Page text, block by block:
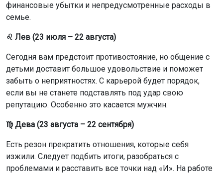
финансовые убытки и непредусмотренные расходы в
семье.
♌ Лев (23 июля – 22 августа)
Сегодня вам предстоит противостояние, но общение с
детьми доставит большое удовольствие и поможет
забыть о неприятностях. С карьерой будет порядок,
если вы не станете подставлять под удар свою
репутацию. Особенно это касается мужчин.
♍ Дева (23 августа – 22 сентября)
Есть резон прекратить отношения, которые себя
изжили. Следует подбить итоги, разобраться с
проблемами и расставить все точки над «И». На работе